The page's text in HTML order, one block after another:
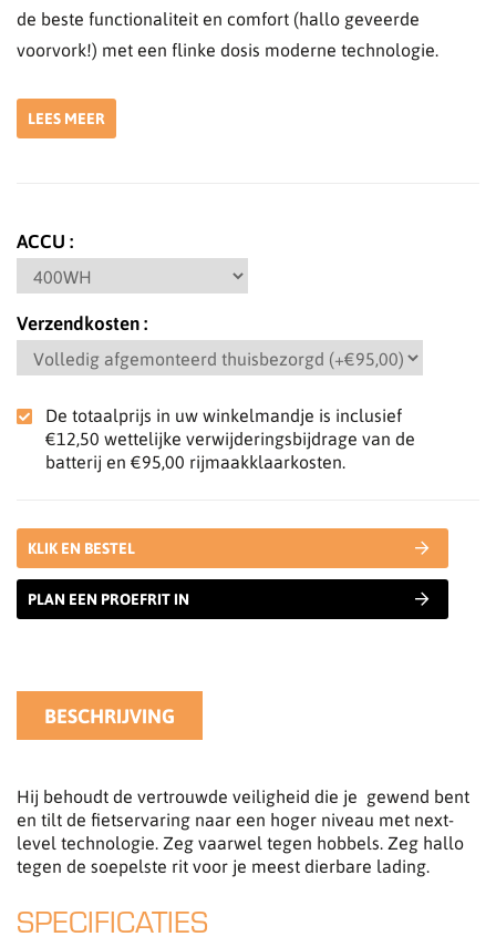
de beste functionaliteit en comfort (hallo geveerde
voorvork!) met een flinke dosis moderne technologie.
LEES MEER
ACCU
Verzendkosten
De totaalprijs in uw winkelmandje is inclusief
€12,50 wettelijke verwijderingsbijdrage van de
batterij en €95,00 rijmaakklaarkosten.
KLIK EN BESTEL
PLAN EEN PROEFRIT IN
BESCHRIJVING
Hij behoudt de vertrouwde veiligheid die je gewend bent
en tilt de fietservaring naar een hoger niveau met next-
level technologie. Zeg vaarwel tegen hobbels. Zeg hallo
tegen de soepelste rit voor je meest dierbare lading.
SPECIFICATIES